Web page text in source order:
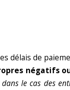
délais de
négatifs
le cas des